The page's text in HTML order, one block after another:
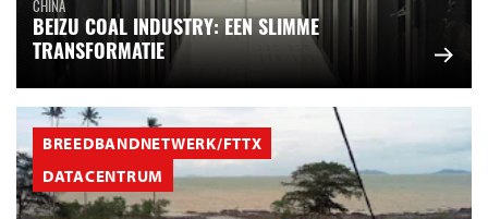
CHINA
BEIZU COAL INDUSTRY: EEN SLIMME
TRANSFORMATIE
BREEDBANDNETWERK/FTTX
DATACENTRUM